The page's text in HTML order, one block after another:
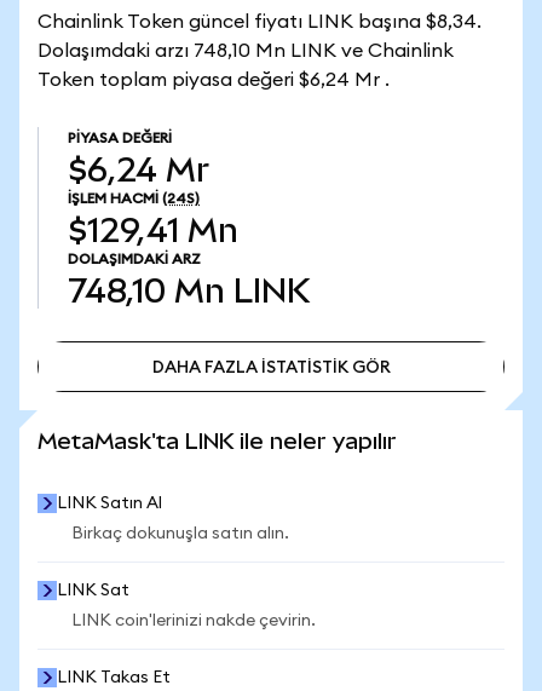
Chainlink Token güncel fiyatı LINK başına $8,34.
Dolaşımdaki arzı 748,10 Mn LINK ve Chainlink
Token toplam piyasa değeri $6,24 Mr .
PIYASA DEĞERI
$6,24 Mr
İŞLEM HACMI (24S)
$129,41 Mn
DOLAŞIMDAKI ARZ
748,10 Mn LINK
DAHA FAZLA İSTATİSTİK GÖR
MetaMask'ta LINK ile neler yapılır
LINK Satın Al
Birkaç dokunuşla satın alın.
LINK Sat
LINK coin'lerinizi nakde çevirin.
LINK Takas Et